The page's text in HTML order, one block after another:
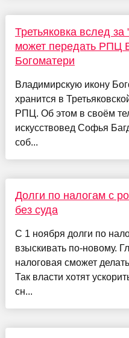
Третьяковка вслед
может передать РПЦ
Богоматери
Владимирскую икону
хранится в
РПЦ. Об этом в своём
искусствовед Софья
соб...
Долги по налогам с
без суда
С 1 ноября долги по
взыскивать по-новому.
налоговая сможет
Так власти хотят
сн...